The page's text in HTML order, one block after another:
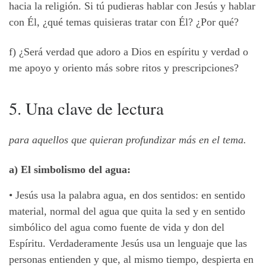
hacia la religión. Si tú pudieras hablar con Jesús y hablar
con Él, ¿qué temas quisieras tratar con Él? ¿Por qué?
f) ¿Será verdad que adoro a Dios en espíritu y verdad o
me apoyo y oriento más sobre ritos y prescripciones?
5. Una clave de lectura
para aquellos que quieran profundizar más en el tema.
a) El simbolismo del agua:
• Jesús usa la palabra agua, en dos sentidos: en sentido
material, normal del agua que quita la sed y en sentido
simbólico del agua como fuente de vida y don del
Espíritu. Verdaderamente Jesús usa un lenguaje que las
personas entienden y que, al mismo tiempo, despierta en